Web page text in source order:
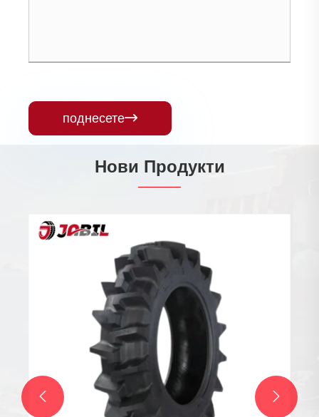
поднесете
Нови Продукти
Гледај Повеќе >>
 